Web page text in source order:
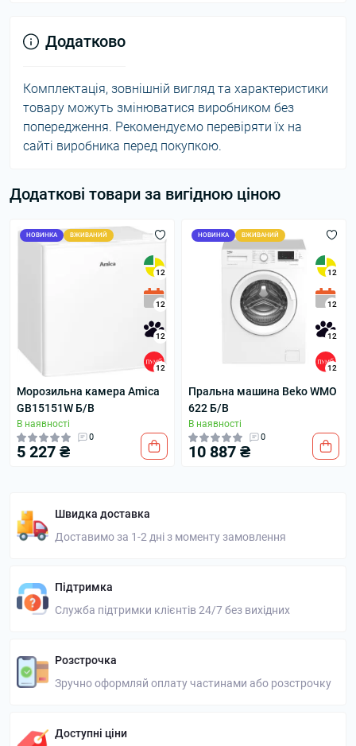
Додатково
Комплектація, зовнішній вигляд та характеристики
товару можуть змінюватися виробником без
попередження. Рекомендуємо перевіряти їх на
сайті виробника перед покупкою.
Додаткові товари за вигідною ціною
НОВИНКА ВЖИВАНИЙ
12
12
12
12
Морозильна камера Amica
GB15151W Б/В
В наявності
0
5 227 ₴
НОВИНКА ВЖИВАНИЙ
12
12
12
12
Пральна машина Beko WMO
622 Б/В
В наявності
0
10 887 ₴
Швидка доставка
Доставимо за 1-2 дні з моменту замовлення
Підтримка
Служба підтримки клієнтів 24/7 без вихідних
Розстрочка
Зручно оформляй оплату частинами або розстрочку
Доступні ціни